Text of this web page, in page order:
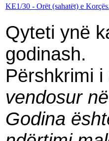
KE1/30 - Orët (sahatët) e Korçës.
Qyteti ynë
godinash.
Përshkrimi
vendosur
Godina